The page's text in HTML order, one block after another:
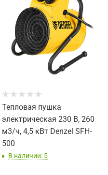
Тепловая пушка
электрическая 230 В, 260
м3/ч, 4,5 кВт Denzel SFH-
500
В наличии: 5